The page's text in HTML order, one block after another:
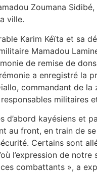
Zoumana Sidibé,
ville.
Karim Kéïta et sa
Mamadou
de remise de
a enregistré la
commandant de la
responsables militaires
d’abord kayésiens et
au front, en train de
Certains sont
l’expression de
combattants », a